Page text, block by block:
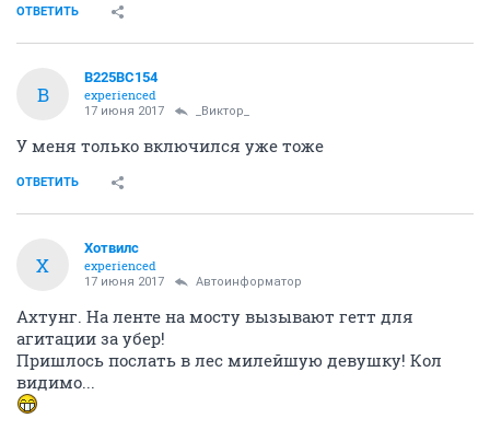
ОТВЕТИТЬ
В
В225ВС154
experienced
17 июня 2017 _Виктор_
У меня только включился уже тоже
ОТВЕТИТЬ
Х
Хотвилс
experienced
17 июня 2017 Автоинформатор
Ахтунг. На ленте на мосту вызывают гетт для
агитации за убер!
Пришлось послать в лес милейшую девушку! Кол
видимо...